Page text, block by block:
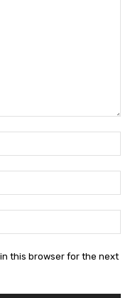
this browser for the next